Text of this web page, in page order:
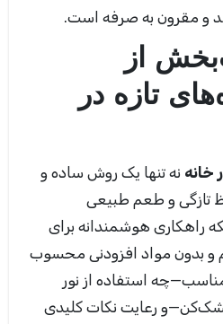
و مقرون به صرفه است.
از
تازه در
خانه نه تنها یک روش ساده و
تازگی و طعم طبیعی
راهکاری هوشمندانه برای
و بدون مواد افزودنی محسوب
استفاده از نور
رعایت نکات کلیدی